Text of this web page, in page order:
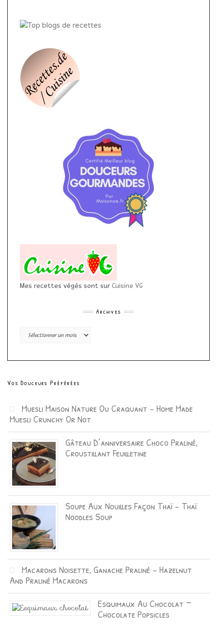
Mes recettes végés sont sur Cuisine VG
Archives
Archives
Vos Douceurs Préférées
Muesli Maison Nature Ou Craquant – Home Made
Muesli Crunchy Or Not
Gâteau D’anniversaire Choco Praliné,
Croustillant Feuilletine
Soupe Aux Nouilles Façon Thaï – Thaï
Noodles Soup
Macarons Noisette, Ganache Praliné – Hazelnut
And Praliné Macarons
Esquimaux Au Chocolat ~
Chocolate Popsicles